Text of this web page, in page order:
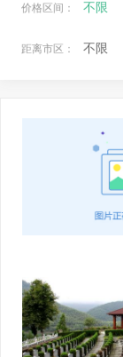
价格区间： 不限
距离市区： 不限